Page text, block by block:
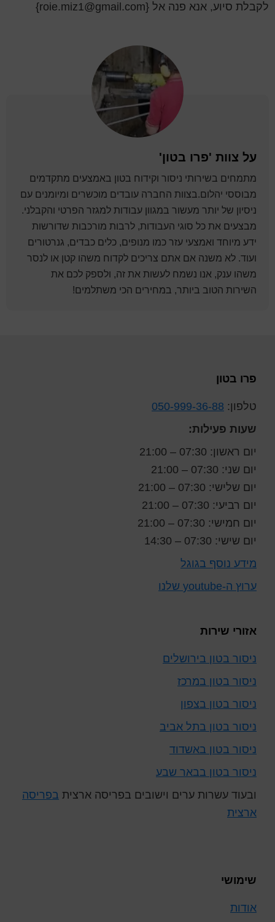
לקבלת סיוע, אנא פנה אל {roie.miz1@gmail.com}
על צוות 'פרו בטון'
מתמחים בשירותי ניסור וקידוח בטון באמצעים מתקדמים
מבוססי יהלום.בצוות החברה עובדים מוכשרים ומיומנים עם
ניסיון של יותר מעשור במגוון עבודות למגזר הפרטי והקבלני.
מבצעים את כל סוגי העבודות, לרבות מורכבות שדורשות
ידע מיוחד ואמצעי עזר כמו מנופים, כלים כבדים, גנרטורים
ועוד. לא משנה אם אתם צריכים לקדוח משהו קטן או לנסר
משהו ענק, אנו נשמח לעשות את זה, ולספק לכם את
השירות הטוב ביותר, במחירים הכי משתלמים!
Footer
פרו בטון
טלפון: 050-999-36-88
שעות פעילות:
יום ראשון: 07:30 – 21:00
יום שני: 07:30 – 21:00
יום שלישי: 07:30 – 21:00
יום רביעי: 07:30 – 21:00
יום חמישי: 07:30 – 21:00
יום שישי: 07:30 – 14:30
מידע נוסף בגוגל
ערוץ ה-youtube שלנו
אזורי שירות
ניסור בטון בירושלים
ניסור בטון במרכז
ניסור בטון בצפון
ניסור בטון בתל אביב
ניסור בטון באשדוד
ניסור בטון בבאר שבע
ובעוד עשרות ערים וישובים בפריסה ארצית בפריסה
ארצית
שימושי
אודות